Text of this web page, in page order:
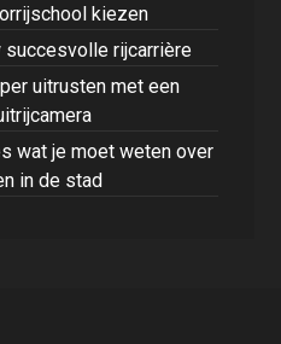
kiezen
rijcarrière
uitrusten met een
wat je moet weten over
in de stad